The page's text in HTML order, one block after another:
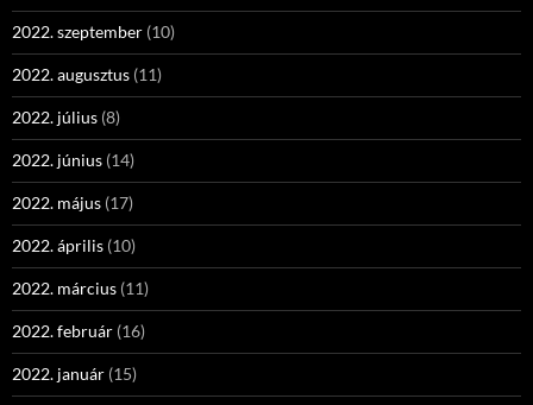
2022. szeptember (10)
2022. augusztus (11)
2022. július (8)
2022. június (14)
2022. május (17)
2022. április (10)
2022. március (11)
2022. február (16)
2022. január (15)